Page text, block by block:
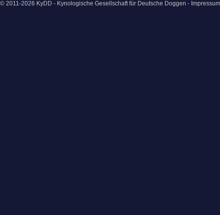
© 2011-2026 KyDD - Kynologische Gesellschaft für Deutsche Doggen - Impressum